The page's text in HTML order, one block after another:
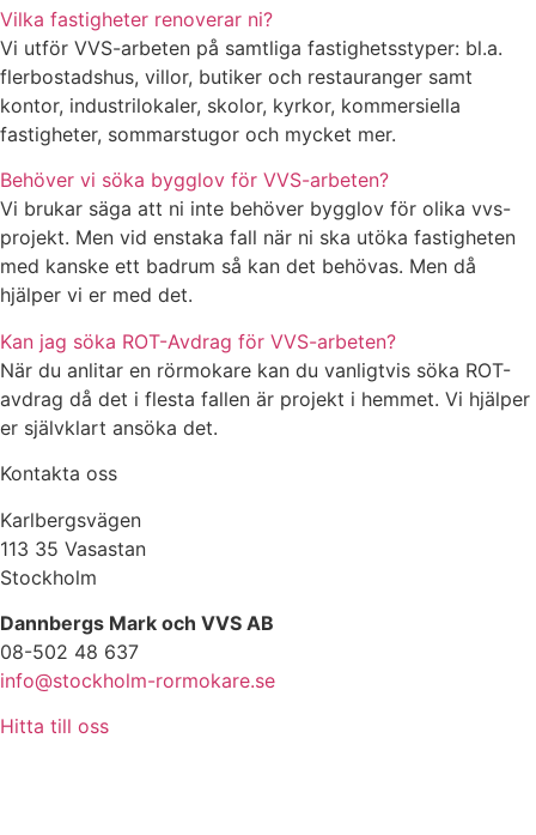
Vilka fastigheter renoverar ni?
Vi utför VVS-arbeten på samtliga fastighetsstyper: bl.a.
flerbostadshus, villor, butiker och restauranger samt
kontor, industrilokaler, skolor, kyrkor, kommersiella
fastigheter, sommarstugor och mycket mer.
Behöver vi söka bygglov för VVS-arbeten?
Vi brukar säga att ni inte behöver bygglov för olika vvs-
projekt. Men vid enstaka fall när ni ska utöka fastigheten
med kanske ett badrum så kan det behövas. Men då
hjälper vi er med det.
Kan jag söka ROT-Avdrag för VVS-arbeten?
När du anlitar en rörmokare kan du vanligtvis söka ROT-
avdrag då det i flesta fallen är projekt i hemmet. Vi hjälper
er självklart ansöka det.
Kontakta oss
Karlbergsvägen
113 35 Vasastan
Stockholm
Dannbergs Mark och VVS AB
08-502 48 637
info@stockholm-rormokare.se
Hitta till oss